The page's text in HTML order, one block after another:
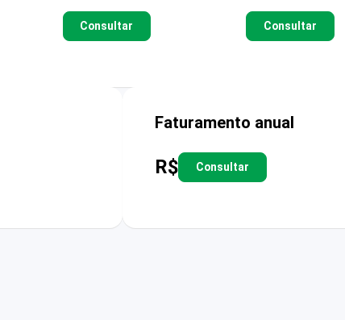
Consultar Consultar
Faturamento anual
R$ Consultar